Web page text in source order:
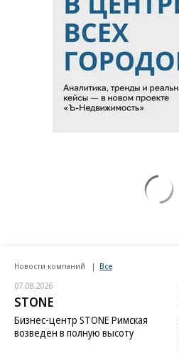
Новости компаний Все
07.08.2026
STONE
Бизнес-центр STONE Римская
возведен в полную высоту